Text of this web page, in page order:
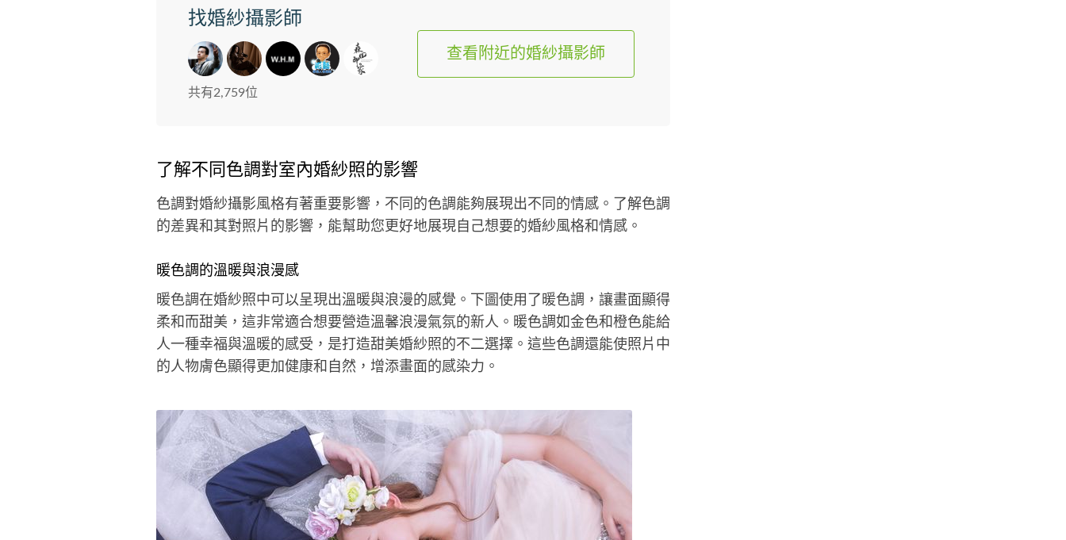
找婚紗攝影師
共有2,759位
查看附近的婚紗攝影師
了解不同色調對室內婚紗照的影響
色調對婚紗攝影風格有著重要影響，不同的色調能夠展現出不同的情感。了解色調
的差異和其對照片的影響，能幫助您更好地展現自己想要的婚紗風格和情感。
暖色調的溫暖與浪漫感
暖色調在婚紗照中可以呈現出溫暖與浪漫的感覺。下圖使用了暖色調，讓畫面顯得
柔和而甜美，這非常適合想要營造溫馨浪漫氣氛的新人。暖色調如金色和橙色能給
人一種幸福與溫暖的感受，是打造甜美婚紗照的不二選擇。這些色調還能使照片中
的人物膚色顯得更加健康和自然，增添畫面的感染力。